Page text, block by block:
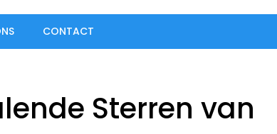
CONTACT
Sterren van